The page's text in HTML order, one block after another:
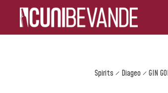
Spirits Diageo GIN